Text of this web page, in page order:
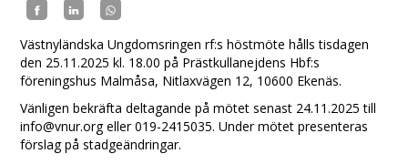
Västnyländska Ungdomsringen rf:s höstmöte hålls tisdagen
den 25.11.2025 kl. 18.00 på Prästkullanejdens Hbf:s
föreningshus Malmåsa, Nitlaxvägen 12, 10600 Ekenäs.
Vänligen bekräfta deltagande på mötet senast 24.11.2025 till
info@vnur.org eller 019-2415035. Under mötet presenteras
förslag på stadgeändringar.